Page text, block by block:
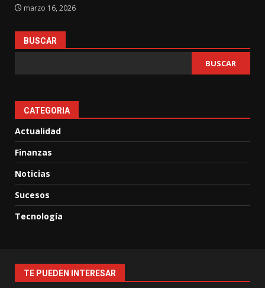
marzo 16, 2026
BUSCAR
BUSCAR
CATEGORIA
Actualidad
Finanzas
Noticias
Sucesos
Tecnología
TE PUEDEN INTERESAR